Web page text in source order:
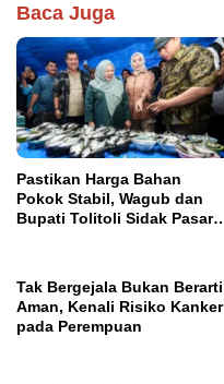
Baca Juga
Pastikan Harga Bahan
Pokok Stabil, Wagub dan
Bupati Tolitoli Sidak Pasar
Tak Bergejala Bukan Berarti
Aman, Kenali Risiko Kanker
pada Perempuan